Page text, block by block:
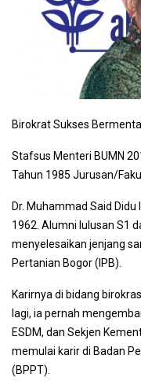
Birokrat Sukses
Stafsus Menteri BUMN
Tahun 1985 Jurusan/
Dr. Muhammad Said
1962. Alumni lulusan S1
menyelesaikan jenjang
Pertanian Bogor (IPB).
Karirnya di bidang
lagi, ia pernah
ESDM, dan Sekjen
memulai karir di Badan
(BPPT).